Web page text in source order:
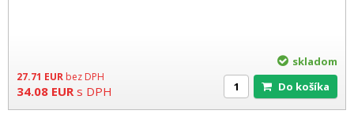
27.71 EUR bez DPH
34.08 EUR s DPH
skladom
Do košíka